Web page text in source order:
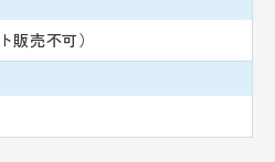
販売不可）